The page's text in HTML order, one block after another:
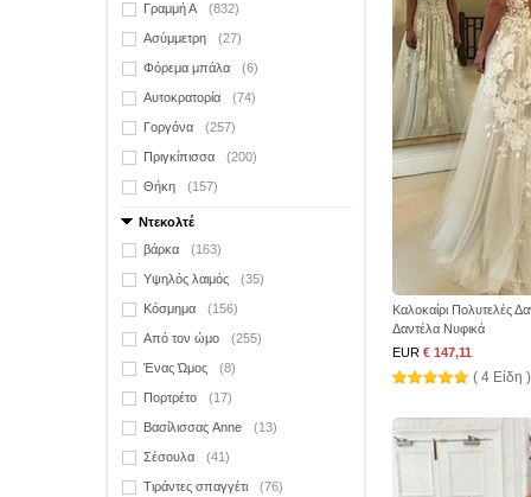
Γραμμή Α
(832)
Ασύμμετρη (27)
Φόρεμα μπάλα (6)
Αυτοκρατορία (74)
Γοργόνα (257)
Πριγκίπισσα (200)
Θήκη (157)
Ντεκολτέ
βάρκα
(163)
Υψηλός λαιμός (35)
Κόσμημα (156)
Από τον ώμο (255)
Ένας Ώμος (8)
Πορτρέτο (17)
Βασίλισσας Anne (13)
Σέσουλα (41)
Τιράντες σπαγγέτι (76)
Καλοκαίρι Πολυτελές
Δαντέλα Νυφικά
EUR € 147,11
( 4 Είδη )